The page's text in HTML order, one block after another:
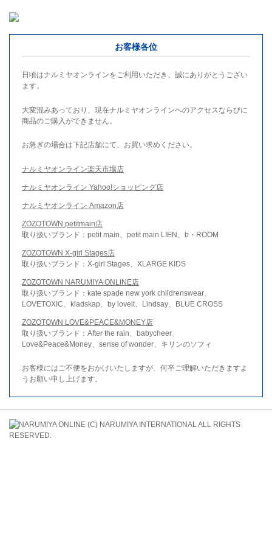
お客様各位
日頃はナルミヤオンラインをご利用いただき、誠にありがとうござい
ます。
大変混みあっており、現在ナルミヤオンラインへのアクセスならびに
商品のご購入ができません。
お急ぎの場合は下記店舗にて、お買い求めください。
ナルミヤオンライン楽天市場店
ナルミヤオンライン Yahoo!ショッピング店
ナルミヤオンライン Amazon店
ZOZOTOWN petitmain店
取り扱いブランド：petit main、petit main LIEN、b・ROOM
ZOZOTOWN X-girl Stages店
取り扱いブランド：X-girl Stages、XLARGE KIDS
ZOZOTOWN NARUMIYA ONLINE店
取り扱いブランド：kate spade new york childrenswear、
LOVETOXIC、kladskap、by loveit、Lindsay、BLUE CROSS
ZOZOTOWN LOVE&PEACE&MONEY店
取り扱いブランド：After the rain、babycheer、
Love&Peace&Money、sense of wonder、キリンのソフィ
お客様にはご不便をおかけいたしますが、何卒ご理解いただきますよ
うお願い申し上げます。